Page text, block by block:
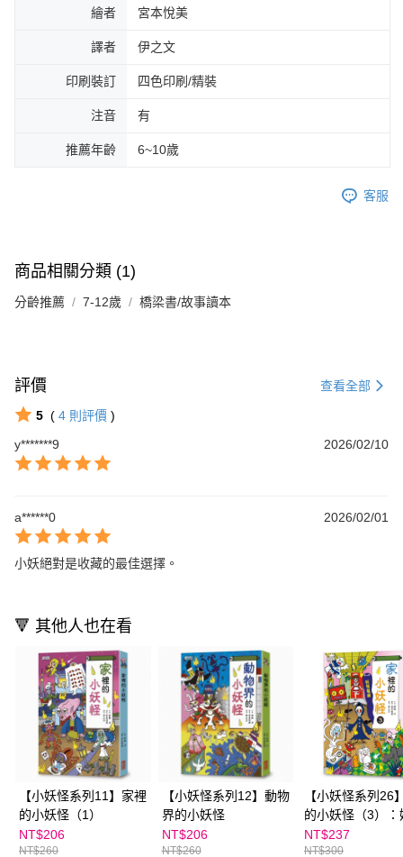
繪者 宮本悅美
譯者 伊之文
印刷裝訂 四色印刷/精裝
注音 有
推薦年齡 6~10歲
客服
商品相關分類 (1)
分齡推薦 7-12歲 橋梁書/故事讀本
評價 查看全部
5 ( 4 則評價 )
y*******9
2026/02/10
a******0 2026/02/01
小妖絕對是收藏的最佳選擇。
🔻 其他人也在看
【小妖怪系列11】家裡
的小妖怪（1）
NT$206
NT$260
【小妖怪系列12】動物
界的小妖怪
NT$206
NT$260
【小妖怪系列26
的小妖怪（3）：
電視
NT$237
NT$300